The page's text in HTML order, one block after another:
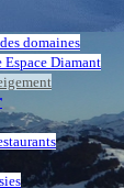
domaines
Diamant